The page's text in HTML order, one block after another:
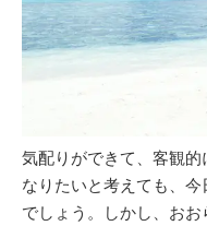
気配りができて、客観
なりたいと考えても、
でしょう。しかし、お